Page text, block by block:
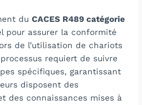
du CACES R489 catégorie
pour assurer la conformité
de l’utilisation de chariots
requiert de suivre
spécifiques, garantissant
disposent des
des connaissances mises à